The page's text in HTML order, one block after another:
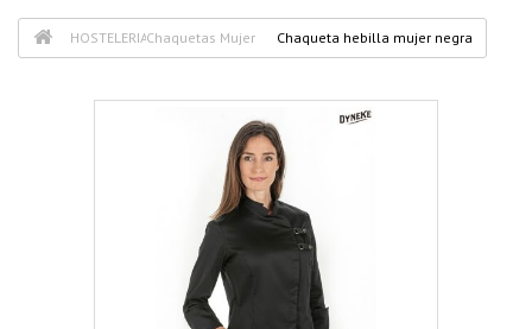
HOSTELERIAChaquetas Mujer Chaqueta hebilla mujer negra